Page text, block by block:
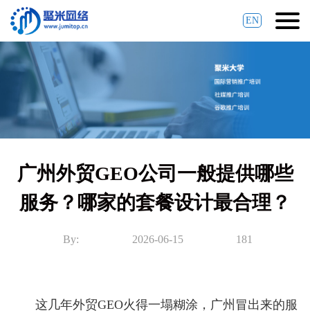
EN
广州外贸GEO公司一般提供哪些
服务？哪家的套餐设计最合理？
By: 2026-06-15 181
这几年外贸GEO火得一塌糊涂，广州冒出来的服